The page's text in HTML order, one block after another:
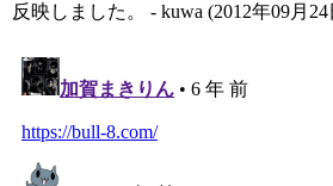
反映しました。 - kuwa (2012年09月